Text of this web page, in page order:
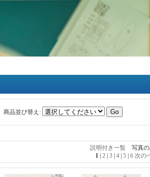
商品並び替え :
説明付き一覧 写真の
1 2 3 4 5 6 次の